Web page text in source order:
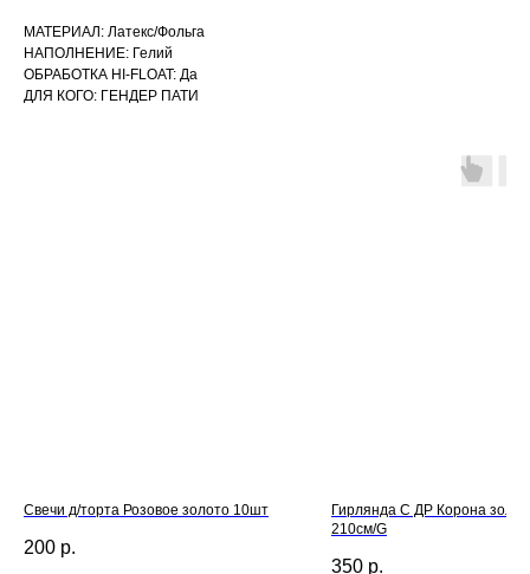
МАТЕРИАЛ: Латекс/Фольга
НАПОЛНЕНИЕ: Гелий
ОБРАБОТКА HI-FLOAT: Да
ДЛЯ КОГО: ГЕНДЕР ПАТИ
Свечи д/торта Розовое золото 10шт
200 р.
Гирлянда С ДР Корона
210см/G
350 р.